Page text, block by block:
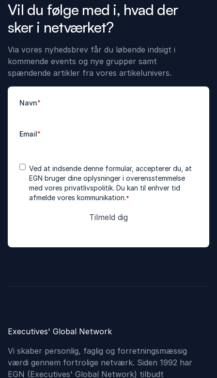
Vil du følge med i, hvad der
sker i netværket?
Via vores nyhedsbrev får du løbende indsigt i
kommende events og nye grupper samt
spændende artikler fra vores artikelunivers.
Navn*
Email*
Accepter
betingelser
*
Ved at indsende denne formular, accepterer du, at
EGN bruger dine oplysninger i overensstemmelse
med vores privatlivspolitik. Du kan til enhver tid
afmelde vores kommunikation.*
Executives' Global Network
Vi skaber personlig, faglig og forretningsmæssig
værdi gennem fortrolige netværk. Siden 1992 har
EGN (Executives'​ Global Network) tilbudt